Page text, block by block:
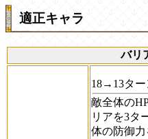
適正キャラ
バリ
18→13ター
敵全体の
リアを3タ
体の防御